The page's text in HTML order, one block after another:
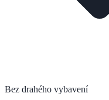
Bez drahého vybavení